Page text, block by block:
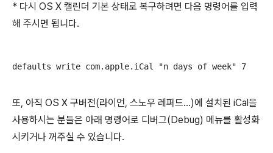
* 다시 OS X 캘린더 기본 상태로 복구하려면 다음 명령어를 입력
해 주시면 됩니다.
defaults write com.apple.iCal "n days of week" 7
또, 아직 OS X 구버전(라이언, 스노우 레퍼드...)에 설치된 iCal을
사용하시는 분들은 아래 명령어로 디버그(Debug) 메뉴를 활성화
시키거나 꺼주실 수 있습니다.